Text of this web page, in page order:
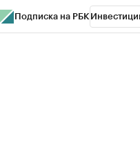
Подписка на РБК